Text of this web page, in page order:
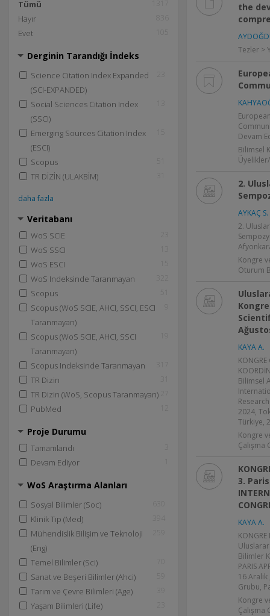
Tümü
Hayır
Evet
Derginin Tarandığı İndeks
Science Citation Index Expanded
(SCI-EXPANDED)
Social Sciences Citation Index
(SSCI)
Emerging Sources Citation Index
(ESCI)
Scopus
TR DİZİN (ULAKBİM)
daha fazla
Veritabanı
WoS SCIE
WoS SSCI
WoS ESCI
WoS Indeksinde Taranmayan
Scopus
Scopus (WoS SCIE, AHCI, SSCI, ESCI
Taranmayan)
Scopus (WoS SCIE, AHCI, SSCI
Taranmayan)
Scopus Indeksinde Taranmayan
TR Dizin
TR Dizin (WoS, Scopus Taranmayan)
PubMed
Proje Durumu
Tamamlandı
Devam Ediyor
WoS Araştırma Alanları
Sosyal Bilimler (Soc)
Klinik Tıp (Med)
Mühendislik Bilişim ve Teknoloji
(Eng)
Temel Bilimler (Sci)
Sanat ve Beşeri Bilimler (Ahci)
Tarım ve Çevre Bilimleri (Age)
Yaşam Bilimleri (Life)
the
Tezler >
Devam
Bilimsel
2.
AYKAÇ S.
2.
Kongre
Oturum
KAYA A.
KONGRE
Bilimsel
2024,
Türkiye,
Kongre
Çalışma
3.
KAYA A.
KONGRE
Bilimler
PARIS
16 Aralık
Grubu,
Kongre
Çalışma